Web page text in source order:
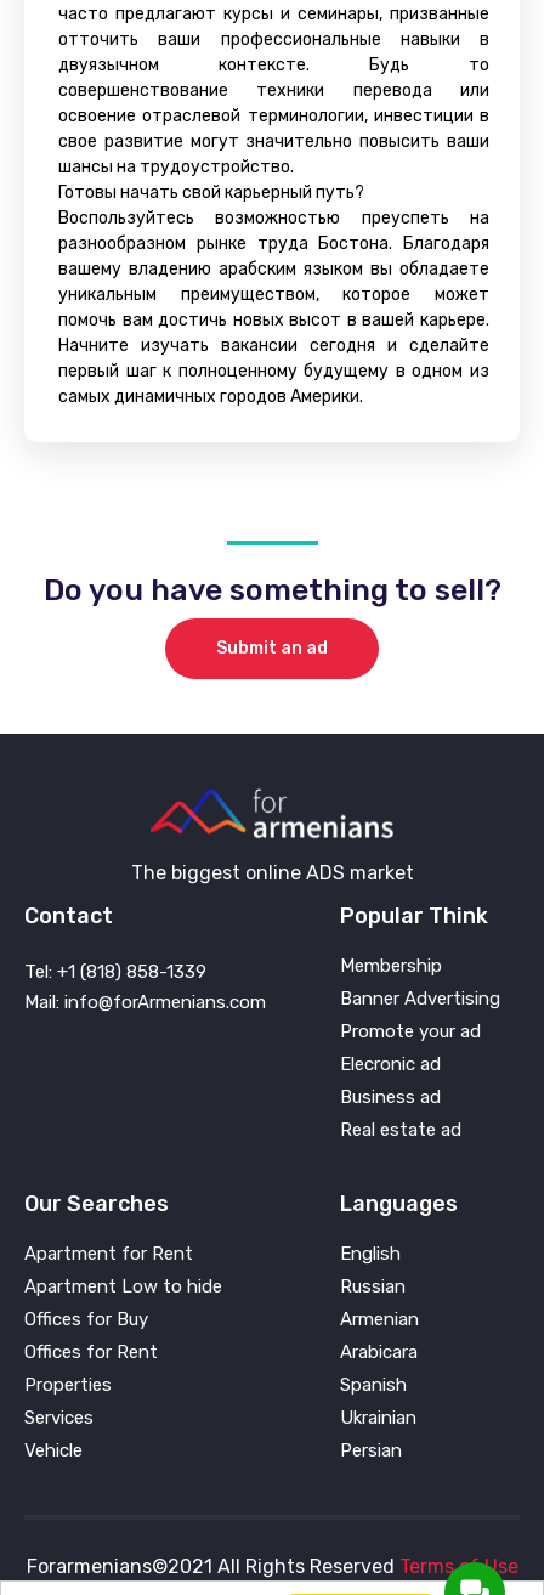
часто предлагают курсы и семинары, призванные
отточить ваши профессиональные навыки в
двуязычном контексте. Будь то
совершенствование техники перевода или
освоение отраслевой терминологии, инвестиции в
свое развитие могут значительно повысить ваши
шансы на трудоустройство.
Готовы начать свой карьерный путь?
Воспользуйтесь возможностью преуспеть на
разнообразном рынке труда Бостона. Благодаря
вашему владению арабским языком вы обладаете
уникальным преимуществом, которое может
помочь вам достичь новых высот в вашей карьере.
Начните изучать вакансии сегодня и сделайте
первый шаг к полноценному будущему в одном из
самых динамичных городов Америки.
Do you have something to sell?
Submit an ad
The biggest online ADS market
Contact
Tel: +1 (818) 858-1339
Mail: info@forArmenians.com
Popular Think
Membership
Banner Advertising
Promote your ad
Elecronic ad
Business ad
Real estate ad
Our Searches
Apartment for Rent
Apartment Low to hide
Offices for Buy
Offices for Rent
Properties
Services
Vehicle
Languages
English
Russian
Armenian
Arabicara
Spanish
Ukrainian
Persian
Forarmenians©2021 All Rights Reserved Terms of Use